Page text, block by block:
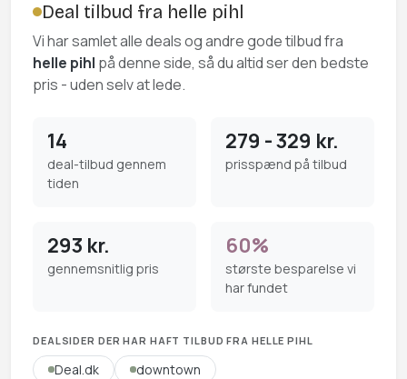
Deal tilbud fra helle pihl
Vi har samlet alle deals og andre gode tilbud fra
helle pihl på denne side, så du altid ser den bedste
pris - uden selv at lede.
14
deal-tilbud gennem
tiden
279 - 329 kr.
prisspænd på tilbud
293 kr.
gennemsnitlig pris
60%
største besparelse vi
har fundet
DEALSIDER DER HAR HAFT TILBUD FRA HELLE PIHL
Deal.dk downtown